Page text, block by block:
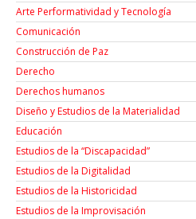
Arte Performatividad y Tecnología
Comunicación
Construcción de Paz
Derecho
Derechos humanos
Diseño y Estudios de la Materialidad
Educación
Estudios de la “Discapacidad”
Estudios de la Digitalidad
Estudios de la Historicidad
Estudios de la Improvisación